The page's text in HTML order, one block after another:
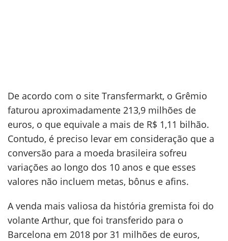
De acordo com o site Transfermarkt, o Grêmio
faturou aproximadamente 213,9 milhões de
euros, o que equivale a mais de R$ 1,11 bilhão.
Contudo, é preciso levar em consideração que a
conversão para a moeda brasileira sofreu
variações ao longo dos 10 anos e que esses
valores não incluem metas, bônus e afins.
A venda mais valiosa da história gremista foi do
volante Arthur, que foi transferido para o
Barcelona em 2018 por 31 milhões de euros,